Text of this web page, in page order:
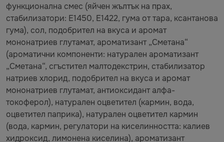
функционална смес (яйчен жълтък на прах,
стабилизатори: E1450, E1422, гума от тара, ксантанова
гума), сол, подобрител на вкуса и аромат
мононатриев глутамат, ароматизант „Сметана“
(ароматични компоненти: натурален ароматизант
„Сметана“, сгъстител малтодекстрин, стабилизатор
натриев хлорид, подобрител на вкуса и аромат
мононатриев глутамат, антиоксидант алфа-
токоферол), натурален оцветител (кармин, вода,
оцветител паприка), натурален оцветител кармин
(вода, кармин, регулатори на киселинността: калиев
хидроксид, лимонена киселина), ароматизант